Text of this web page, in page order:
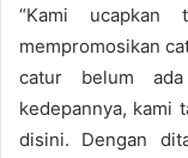
“Kami ucapkan
mempromosikan
catur belum
kedepannya, kami
disini. Dengan